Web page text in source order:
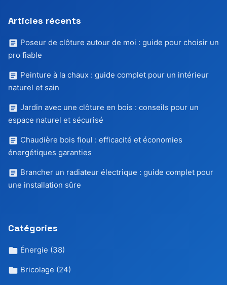
Articles récents
Poseur de clôture autour de moi : guide pour choisir un
pro fiable
Peinture à la chaux : guide complet pour un intérieur
naturel et sain
Jardin avec une clôture en bois : conseils pour un
espace naturel et sécurisé
Chaudière bois fioul : efficacité et économies
énergétiques garanties
Brancher un radiateur électrique : guide complet pour
une installation sûre
Catégories
Énergie (38)
Bricolage (24)